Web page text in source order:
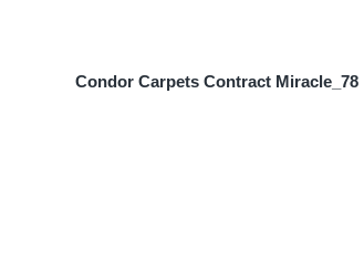
Condor Carpets Contract Miracle_78